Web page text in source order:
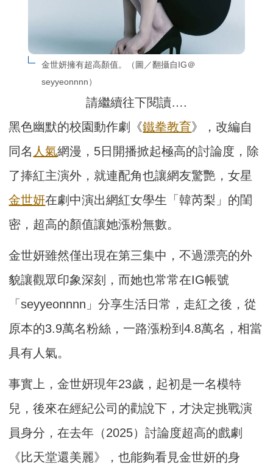
金世妍擁有超高顏值。（圖／翻攝自IG＠
seyyeonnnn）
請繼續往下閱讀….
黑色幽默的校園動作劇《鐵拳教育》，改編自
同名 人氣網漫，5日開播掀起極高的討論度，除
了捧紅主演外，就連配角也讓網友驚艷，女星
金世妍在劇中演出網紅女學生「韓芮梨」的閨
密，超高的顏值讓她漲粉無數。
金世妍雖然僅出現在第三集中，不過漂亮的外
貌讓觀眾印象深刻，而她也常常在IG帳號
「seyyeonnnn」分享生活日常，走紅之後，從
原本的3.9萬名粉絲，一路漲粉到4.8萬名，相當
具有人氣。
事實上，金世妍現年23歲，起初是一名模特
兒，後來在經紀公司的勸說下，才決定挑戰演
員身分，在去年（2025）討論度超高的戲劇
《比天堂還美麗》，也能夠看見金世妍的身